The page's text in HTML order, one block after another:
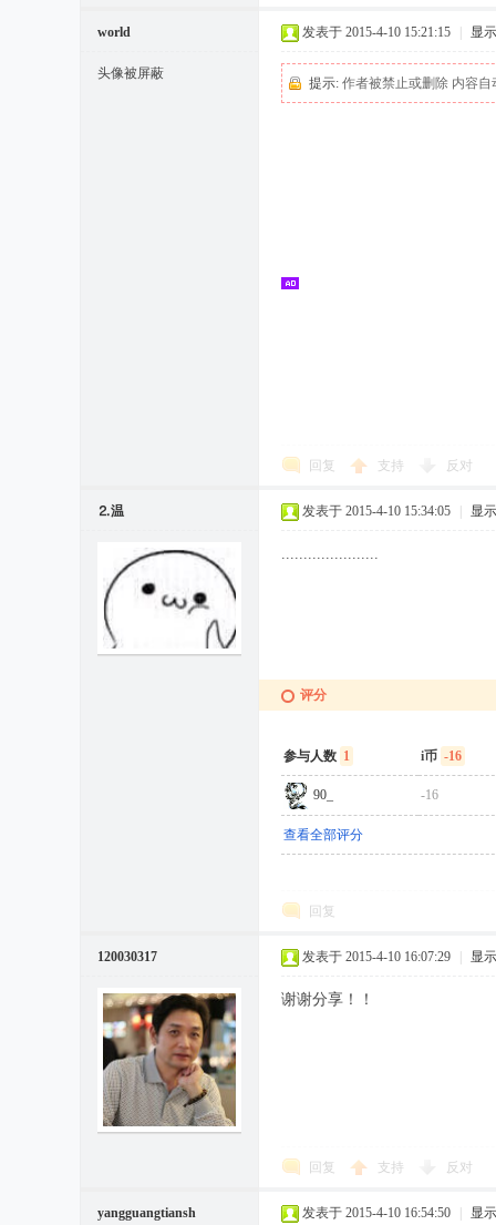
world
头像被屏蔽
发表于 2015-4-10 15:21:15 显
提示: 作者被禁止或删除 内容自
回复 支持 反对
⒉温 发表于 2015-4-10 15:34:05 显
......................
评分
参与人数 1 i币 -16
90_ -16
查看全部评分
回复
120030317 发表于 2015-4-10 16:07:29 显
谢谢分享！！
回复 支持 反对
yangguangtiansh 发表于 2015-4-10 16:54:50 显